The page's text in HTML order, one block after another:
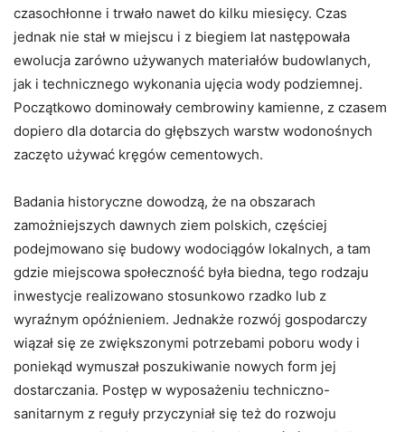
czasochłonne i trwało nawet do kilku miesięcy. Czas
jednak nie stał w miejscu i z biegiem lat następowała
ewolucja zarówno używanych materiałów budowlanych,
jak i technicznego wykonania ujęcia wody podziemnej.
Początkowo dominowały cembrowiny kamienne, z czasem
dopiero dla dotarcia do głębszych warstw wodonośnych
zaczęto używać kręgów cementowych.
Badania historyczne dowodzą, że na obszarach
zamożniejszych dawnych ziem polskich, częściej
podejmowano się budowy wodociągów lokalnych, a tam
gdzie miejscowa społeczność była biedna, tego rodzaju
inwestycje realizowano stosunkowo rzadko lub z
wyraźnym opóźnieniem. Jednakże rozwój gospodarczy
wiązał się ze zwiększonymi potrzebami poboru wody i
poniekąd wymuszał poszukiwanie nowych form jej
dostarczania. Postęp w wyposażeniu techniczno-
sanitarnym z reguły przyczyniał się też do rozwoju